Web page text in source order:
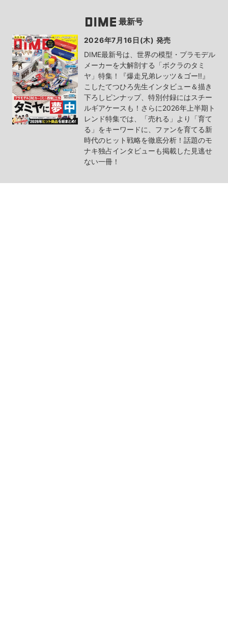
最新号
2026年7月16日(木) 発売
DIME最新号は、世界の模型・プラモデル
メーカーを大解剖する「ボクラのタミ
ヤ」特集！『爆走兄弟レッツ＆ゴー!!』
こしたてつひろ先生インタビュー＆描き
下ろしピンナップ、特別付録にはスチー
ルギアケースも！さらに2026年上半期ト
レンド特集では、「売れる」より「育て
る」をキーワードに、ファンを育てる新
時代のヒット戦略を徹底分析！話題のモ
ナキ独占インタビューも掲載した見逃せ
ない一冊！